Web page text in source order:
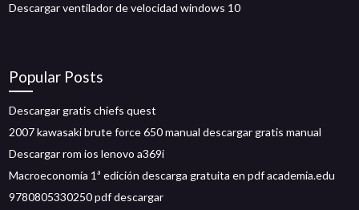
Descargar ventilador de velocidad windows 10
Popular Posts
Descargar gratis chiefs quest
2007 kawasaki brute force 650 manual descargar gratis manual
Descargar rom ios lenovo a369i
Macroeconomía 1ª edición descarga gratuita en pdf academia.edu
9780805330250 pdf descargar